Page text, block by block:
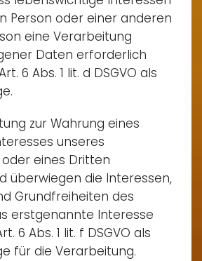
Person oder einer anderen
eine Verarbeitung
Daten erforderlich
6 Abs. 1 lit. d DSGVO als
zur Wahrung eines
unseres
eines Dritten
überwiegen die Interessen,
Grundfreiheiten des
erstgenannte Interesse
6 Abs. 1 lit. f DSGVO als
für die Verarbeitung.